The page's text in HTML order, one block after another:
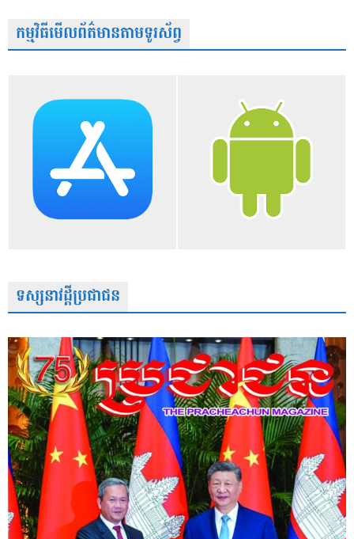
កម្មវិធីមើលព័ត៌មានតាមទូរស័ព្វ
ទស្សនាវដ្តីប្រជាជន